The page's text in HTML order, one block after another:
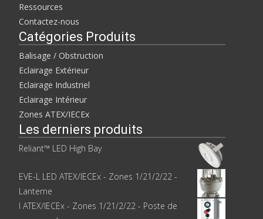
Ressources
Contactez-nous
Catégories Produits
Balisage / Obstruction
Eclairage Extérieur
Eclairage Industriel
Eclairage Intérieur
Zones ATEX/IECEx
Les derniers produits
Reliant™ LED High Bay
EVE-L LED ATEX/IECEx - Zones 1/21/2/22 -
Lanterne
I ATEX/IECEx - Zones 1/21/2/22 - Poste de